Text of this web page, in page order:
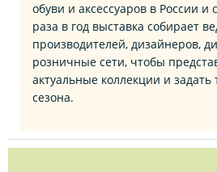
обуви и аксессуаров в России и
раза в год выставка собирает
производителей, дизайнеров,
розничные сети, чтобы
актуальные коллекции и
сезона.